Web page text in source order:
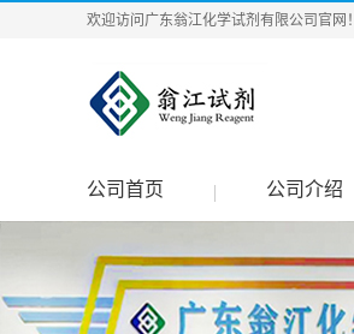
欢迎访问广东翁江化学试剂有限公司官网！
公司首页 公司介绍